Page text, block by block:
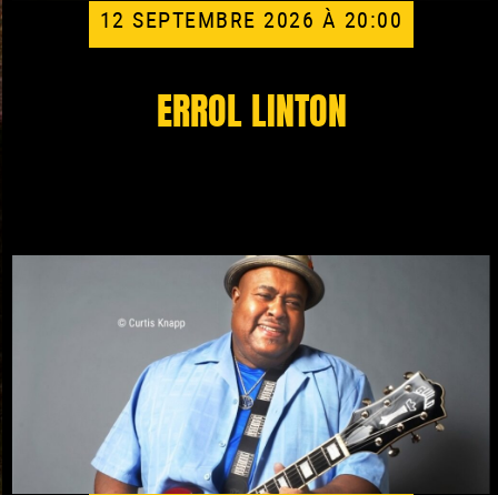
12 SEPTEMBRE 2026 À 20:00
ERROL LINTON